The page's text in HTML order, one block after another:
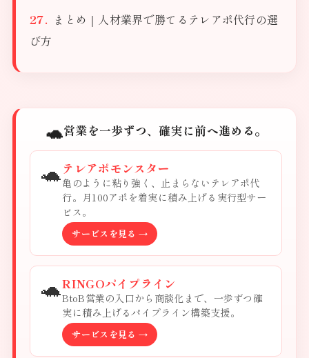
まとめ｜人材業界で勝てるテレアポ代行の選
び方
🐢営業を一歩ずつ、確実に前へ進める。
🐢 テレアポモンスター
亀のように粘り強く、止まらないテレアポ代
行。月100アポを着実に積み上げる実行型サー
ビス。
サービスを見る →
🐢RINGOパイプライン
BtoB営業の入口から商談化まで、一歩ずつ確
実に積み上げるパイプライン構築支援。
サービスを見る →